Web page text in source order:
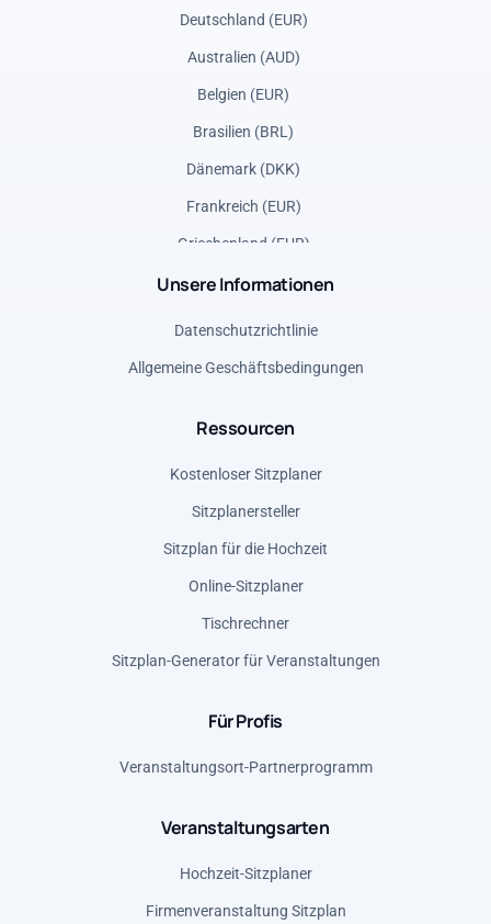
Deutschland (EUR)
Australien (AUD)
Belgien (EUR)
Brasilien (BRL)
Dänemark (DKK)
Frankreich (EUR)
Griechenland (EUR)
Italien (EUR)
Norwegen (NOK)
Polen (PLN)
Rumänien (RON)
Serbien (RSD)
Spanien (EUR)
Vereinigte Staaten (USD)
Vereinigtes Königreich (GBP)
Unsere Informationen
Datenschutzrichtlinie
Allgemeine Geschäftsbedingungen
Ressourcen
Kostenloser Sitzplaner
Sitzplanersteller
Sitzplan für die Hochzeit
Online-Sitzplaner
Tischrechner
Sitzplan-Generator für Veranstaltungen
Für Profis
Veranstaltungsort-Partnerprogramm
Veranstaltungsarten
Hochzeit-Sitzplaner
Firmenveranstaltung Sitzplan